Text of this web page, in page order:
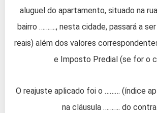
aluguel do apartamento, situado na
bairro ………., nesta cidade, passará a
reais) além dos valores
e Imposto Predial (se for o
O reajuste aplicado foi o ……… (índice
na cláusula ………. do